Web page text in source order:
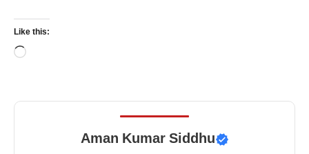
Like this:
Loading…
Aman Kumar Siddhu